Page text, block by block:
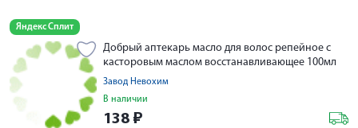
Яндекс Сплит
Добрый аптекарь масло для волос репейное с
касторовым маслом восстанавливающее 100мл
Завод Невохим
В наличии
138 ₽